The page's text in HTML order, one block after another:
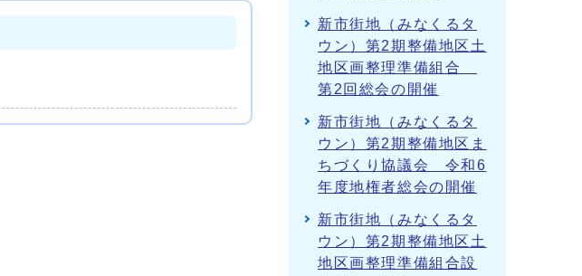
新市街地（みなくるタ
ウン）第2期整備地区土
地区画整理準備組合
第2回総会の開催
新市街地（みなくるタ
ウン）第2期整備地区ま
ちづくり協議会 令和6
年度地権者総会の開催
新市街地（みなくるタ
ウン）第2期整備地区土
地区画整理準備組合設